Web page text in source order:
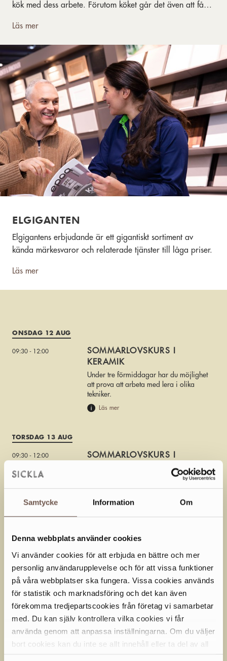
Samtycke Information Om
Denna webbplats använder cookies
Vi använder cookies för att erbjuda en bättre och mer
personlig användarupplevelse och för att vissa funktioner
på våra webbplatser ska fungera. Vissa cookies används
för statistik och marknadsföring och det kan även
förekomma tredjepartscookies från företag vi samarbetar
med. Du kan själv kontrollera vilka cookies vi får
använda genom att anpassa inställningarna. Om du väljer
bort cookies kan du inte se allt innehåll eller ta del av all
kök med dess arbete. Förutom köket går det även att få
Läs mer
ELGIGANTEN
Elgigantens erbjudande är ett gigantiskt sortiment av
kända märkesvaror och relaterade tjänster till låga priser.
Läs mer
ONSDAG 12 AUG
09:30 - 12:00
SOMMARLOVSKURS I
KERAMIK
Under tre förmiddagar har du möjlighet
att prova att arbeta med lera i olika
tekniker.
Läs mer
TORSDAG 13 AUG
09:30 - 12:00
SOMMARLOVSKURS I
Under tre förmiddagar har du möjlighet
att prova att arbeta med lera i olika
tekniker.
FREDAG 14 AUG
09:30 - 12:00
SOMMARLOVSKURS I
KERAMIK
Under tre förmiddagar har du möjlighet
att prova att arbeta med lera i olika
tekniker.
Läs mer
TISDAG 25 AUG